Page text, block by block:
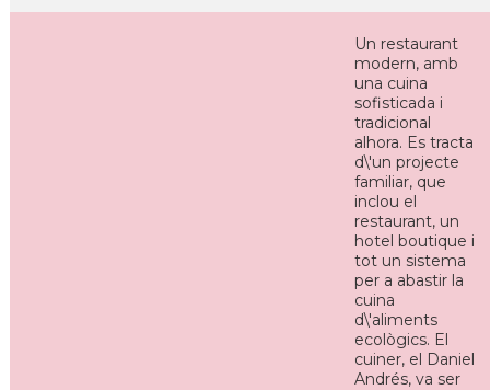
Un restaurant
modern, amb
una cuina
sofisticada i
tradicional
alhora. Es tracta
d\'un projecte
familiar, que
inclou el
restaurant, un
hotel boutique i
tot un sistema
per a abastir la
cuina
d\'aliments
ecològics. El
cuiner, el Daniel
Andrés, va ser